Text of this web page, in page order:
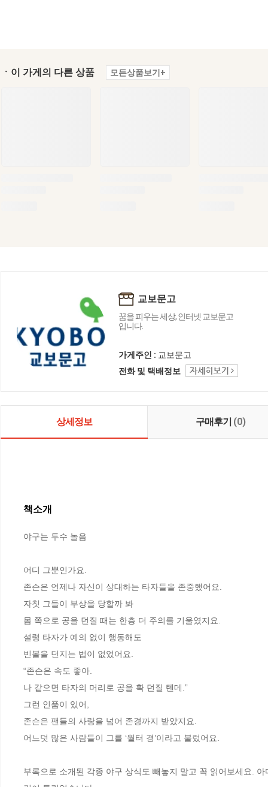
ㆍ이 가게의 다른 상품 모든상품보기+
교보문고
꿈을 피우는 세상, 인터넷 교보문고
입니다.
가게주인 : 교보문고
전화 및 택배정보
상세정보 구매후기 (0)
책소개
야구는 투수 놀음
어디 그뿐인가요.
존슨은 언제나 자신이 상대하는 타자들을 존중했어요.
자칫 그들이 부상을 당할까 봐
몸 쪽으로 공을 던질 때는 한층 더 주의를 기울였지요.
설령 타자가 예의 없이 행동해도
빈볼을 던지는 법이 없었어요.
“존슨은 속도 좋아.
나 같으면 타자의 머리로 공을 확 던질 텐데.”
그런 인품이 있어,
존슨은 팬들의 사랑을 넘어 존경까지 받았지요.
어느덧 많은 사람들이 그를 ‘월터 경’이라고 불렀어요.
부록으로 소개된 각종 야구 상식도 빼놓지 말고 꼭 읽어보세요.